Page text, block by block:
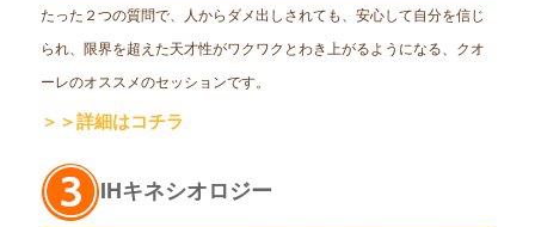
たった２つの質問で、人からダメ出しされても、安心して自分を信じ
られ、限界を超えた天才性がワクワクとわき上がるようになる、クオ
ーレのオススメのセッションです。
＞＞詳細はコチラ
IHキネシオロジー